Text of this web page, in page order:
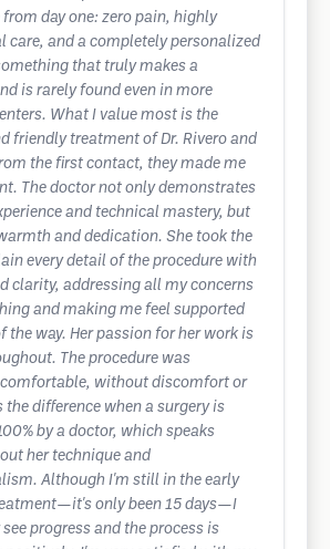
day one: zero pain, highly
care, and a completely personalized
that truly makes a
is rarely found even in more
What I value most is the
friendly treatment of Dr. Rivero and
the first contact, they made me
The doctor not only demonstrates
and technical mastery, but
and dedication. She took the
every detail of the procedure with
clarity, addressing all my concerns
and making me feel supported
the way. Her passion for her work is
The procedure was
without discomfort or
the difference when a surgery is
by a doctor, which speaks
her technique and
Although I'm still in the early
only been 15 days—I
progress and the process is